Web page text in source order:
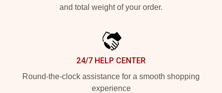
and total weight of your order.
24/7 HELP CENTER
Round-the-clock assistance for a smooth shopping
experience